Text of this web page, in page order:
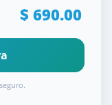
$ 690.00